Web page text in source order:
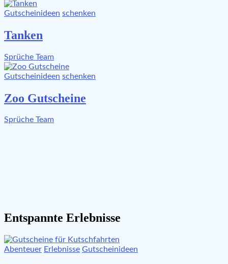
Gutscheinideen schenken
Tanken
Sprüche Team
Gutscheinideen schenken
Zoo Gutscheine
Sprüche Team
Entspannte Erlebnisse
Abenteuer Erlebnisse Gutscheinideen